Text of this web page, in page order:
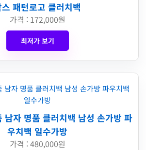
스 패턴로고 클러치백
가격 : 172,000원
최저가 보기
남자 명품 클러치백 남성 손가방 파
우치백 일수가방
가격 : 480,000원